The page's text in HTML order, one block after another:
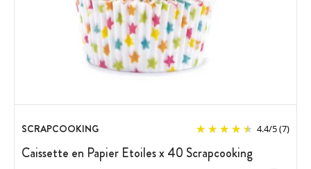
SCRAPCOOKING 4.4/5(7)
Caissette en Papier Etoiles x 40 Scrapcooking